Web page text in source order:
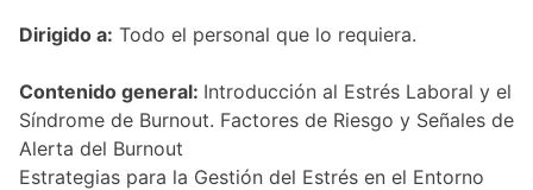
Dirigido a: Todo el personal que lo requiera.
Contenido general: Introducción al Estrés Laboral y el
Síndrome de Burnout. Factores de Riesgo y Señales de
Alerta del Burnout
Estrategias para la Gestión del Estrés en el Entorno